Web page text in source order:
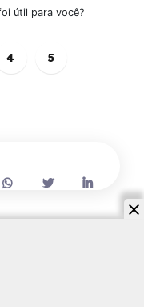
útil para você?
4 5